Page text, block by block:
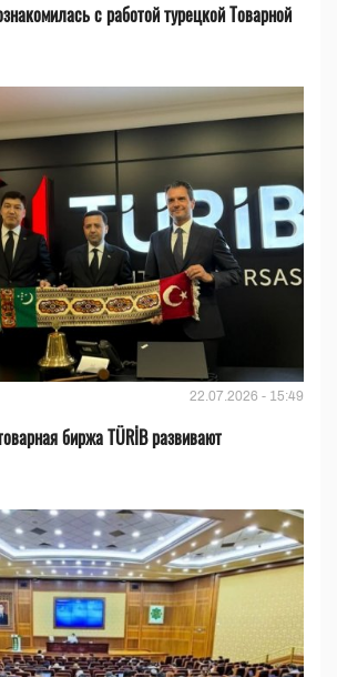
с работой турецкой Товарной
22.07.2026 - 15:49
биржа TÜRİB развивают